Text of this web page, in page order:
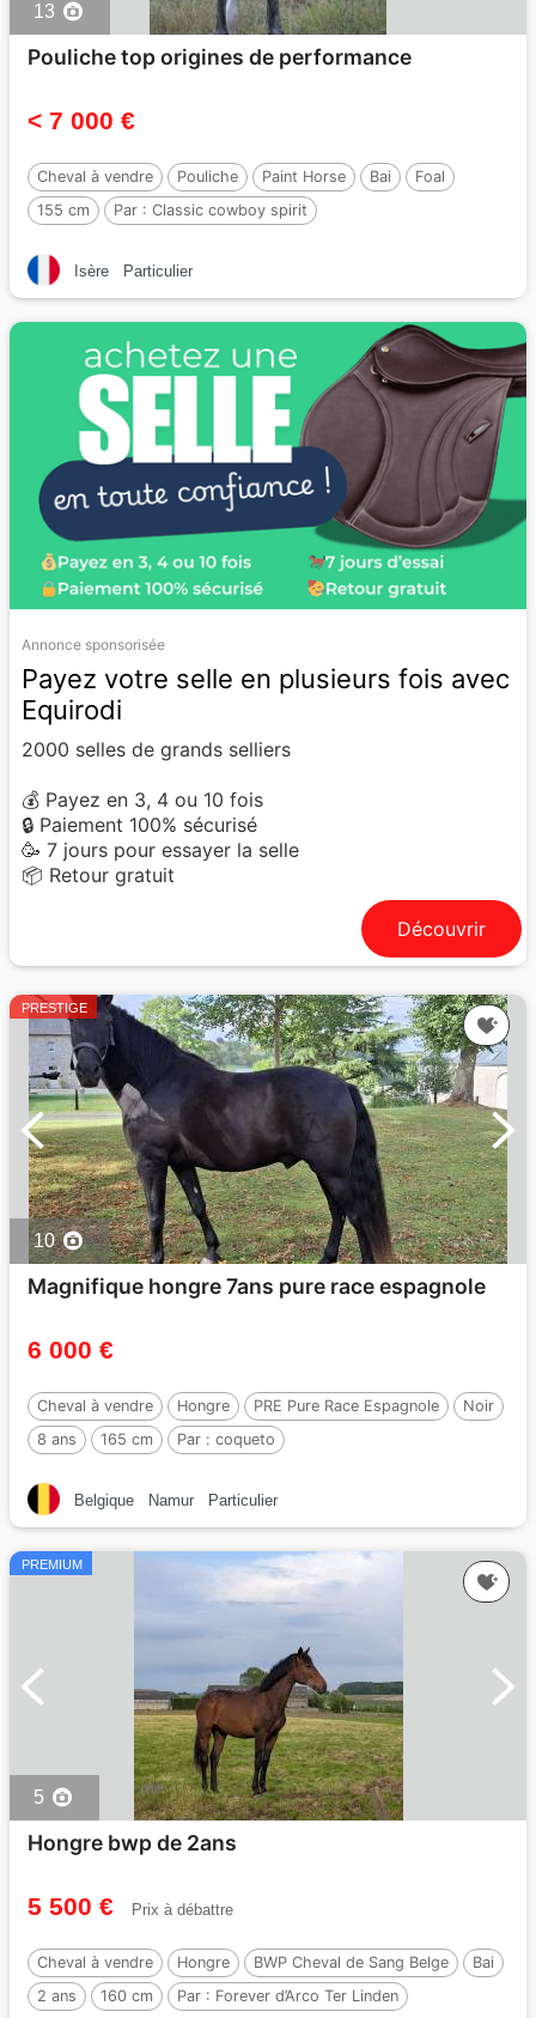
13
Pouliche top origines de performance
< 7 000 €
Cheval à vendre Pouliche Paint Horse Bai
Foal
155 cm
Par : Classic cowboy spirit
Isère Particulier
Annonce sponsorisée
Payez votre selle en plusieurs fois avec
Equirodi
2000 selles de grands selliers
💰 Payez en 3, 4 ou 10 fois
🔒 Paiement 100% sécurisé
🥳 7 jours pour essayer la selle
📦 Retour gratuit
Découvrir
PRESTIGE
10
Magnifique hongre 7ans pure race espagnole
6 000 €
Cheval à vendre Hongre PRE Pure Race Espagnole
Noir
8 ans
165 cm Par : coqueto
Belgique Namur Particulier
PREMIUM
5
Hongre bwp de 2ans
5 500 € Prix à débattre
Cheval à vendre Hongre BWP Cheval de Sang Belge
Bai
2 ans
160 cm Par : Forever d’Arco Ter Linden